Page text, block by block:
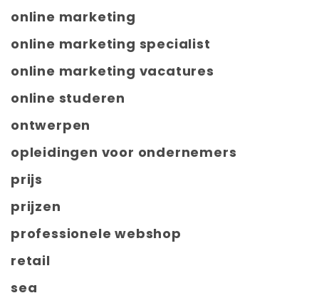
online marketing
online marketing specialist
online marketing vacatures
online studeren
ontwerpen
opleidingen voor ondernemers
prijs
prijzen
professionele webshop
retail
sea